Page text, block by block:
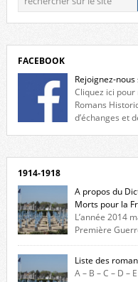
FACEBOOK
Rejoignez-
Cliquez ici
Romans
d’échanges et
1914-1918
A propos du
Morts pour la
L’année 2014
Première
biographique veut rendre
France durant ce conflit. La
constituée des noms gravés
Liste des
A – B – C – D –